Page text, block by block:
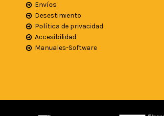
Envíos
Desestimiento
Política de privacidad
Accesibilidad
Manuales-Software